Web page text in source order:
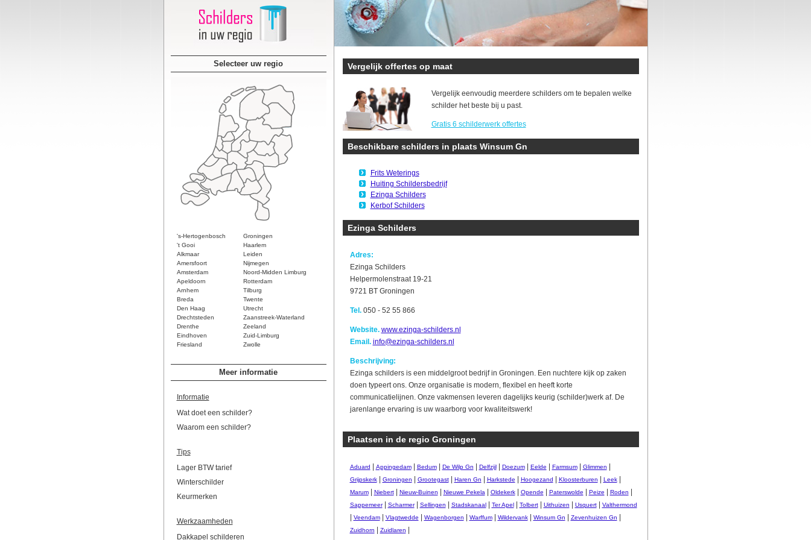
Selecteer uw regio
's-Hertogenbosch
Groningen
't Gooi
Haarlem
Alkmaar
Leiden
Amersfoort
Nijmegen
Amsterdam
Noord-Midden Limburg
Apeldoorn
Rotterdam
Arnhem
Tilburg
Breda
Twente
Den Haag
Utrecht
Drechtsteden
Zaanstreek-Waterland
Drenthe
Zeeland
Eindhoven
Zuid-Limburg
Friesland
Zwolle
Meer informatie
Informatie
Wat doet een schilder?
Waarom een schilder?
Tips
Lager BTW tarief
Winterschilder
Keurmerken
Werkzaamheden
Dakkapel schilderen
Vergelijk offertes op maat
Vergelijk eenvoudig meerdere schilders om te bepalen welke
schilder het beste bij u past.
Gratis 6 schilderwerk offertes
Beschikbare schilders in plaats Winsum Gn
Frits Weterings
Huiting Schildersbedrijf
Ezinga Schilders
Kerbof Schilders
Ezinga Schilders
Adres:
Ezinga Schilders
Helpermolenstraat 19-21
9721 BT Groningen
Tel.050 - 52 55 866
Website. www.ezinga-schilders.nl
Email. info@ezinga-schilders.nl
Beschrijving:
Ezinga schilders is een middelgroot bedrijf in Groningen. Een nuchtere kijk op zaken
doen typeert ons. Onze organisatie is modern, flexibel en heeft korte
communicatielijnen. Onze vakmensen leveren dagelijks keurig (schilder)werk af. De
jarenlange ervaring is uw waarborg voor kwaliteitswerk!
Plaatsen in de regio Groningen
Aduard Appingedam| Bedum| De Wilp Gn Delfzijl| Doezum| Eelde Farmsum| Glimmen
Grijpskerk| Groningen Grootegast| Haren Gn Harkstede Hoogezand Kloosterburen Leek|
Marum| Niebert| Nieuw-Buinen Nieuwe Pekela| Oldekerk| Opende Paterswolde Peize Roden
Sappemeer| Scharmer| Sellingen Stadskanaal| Ter Apel| Tolbert| Uithuizen Usquert| Valthermond
Veendam| Vlagtwedde Wagenborgen Warffum| Wildervank| Winsum Gn Zevenhuizen Gn
Zuidhorn Zuidlaren